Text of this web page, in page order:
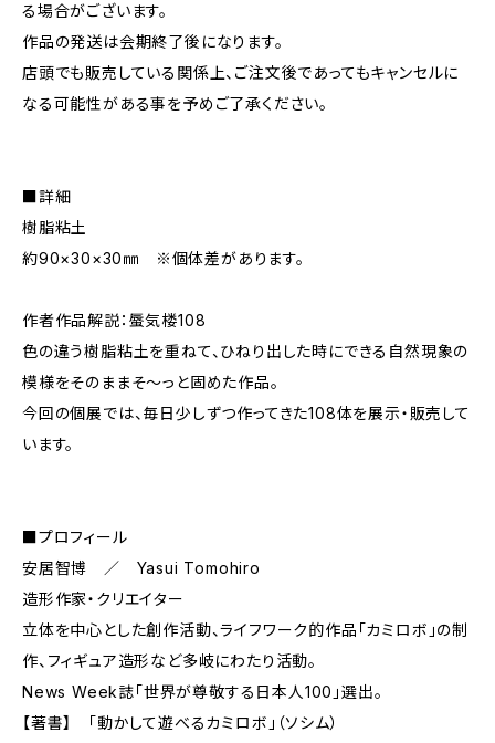
る場合がございます。
作品の発送は会期終了後になります。
店頭でも販売している関係上、ご注文後であってもキャンセルに
なる可能性がある事を予めご了承ください。
■詳細
樹脂粘土
約90×30×30㎜ ※個体差があります。
作者作品解説：蜃気楼108
色の違う樹脂粘土を重ねて、ひねり出した時にできる自然現象の
模様をそのままそ〜っと固めた作品。
今回の個展では、毎日少しずつ作ってきた108体を展示・販売して
います。
■プロフィール
安居智博 ／ Yasui Tomohiro
造形作家・クリエイター
立体を中心とした創作活動、ライフワーク的作品「カミロボ」の制
作、フィギュア造形など多岐にわたり活動。
News Week誌「世界が尊敬する日本人100」選出。
【著書】 「動かして遊べるカミロボ」（ソシム）